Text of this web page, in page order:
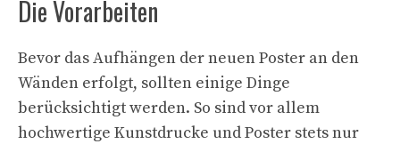
Die Vorarbeiten
Bevor das Aufhängen der neuen Poster an den
Wänden erfolgt, sollten einige Dinge
berücksichtigt werden. So sind vor allem
hochwertige Kunstdrucke und Poster stets nur